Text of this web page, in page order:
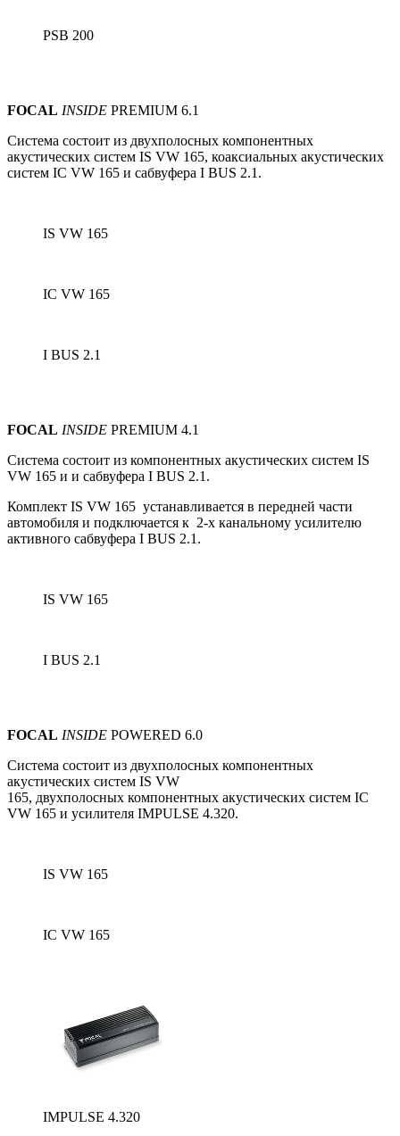
PSB 200
FOCAL INSIDE PREMIUM 6.1
Система состоит из двухполосных компонентных
акустических систем IS VW 165, коаксиальных акустических
систем IC VW 165 и сабвуфера I BUS 2.1.
IS VW 165
IC VW 165
I BUS 2.1
FOCAL INSIDE PREMIUM 4.1
Система состоит из компонентных акустических систем IS
VW 165 и и сабвуфера I BUS 2.1.
Комплект IS VW 165 устанавливается в передней части
автомобиля и подключается к 2-х канальному усилителю
активного сабвуфера I BUS 2.1.
IS VW 165
I BUS 2.1
FOCAL INSIDE POWERED 6.0
Система состоит из двухполосных компонентных
акустических систем IS VW
165, двухполосных компонентных акустических систем IС
VW 165 и усилителя IMPULSE 4.320.
IS VW 165
IC VW 165
IMPULSE 4.320